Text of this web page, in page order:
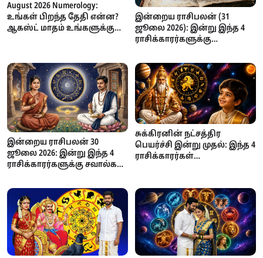
August 2026 Numerology:
உங்கள் பிறந்த தேதி என்ன?
ஆகஸ்ட் மாதம் உங்களுக்கு
இன்றைய ராசிபலன் (31
ஜூலை 2026): இன்று இந்த 4
ராசிக்காரர்களுக்கு
பணவரவு, அதிர்ஷ்டத்தில்
முன்னேற்றம்!
இன்றைய ராசிபலன் 30
ஜூலை 2026: இன்று இந்த 4
ராசிக்காரர்களுக்கு சவால்கள்
கைகொடுக்கிறது?
சுக்கிரனின் நட்சத்திர
பெயர்ச்சி இன்று முதல்: இந்த 4
ராசிக்காரர்கள்
அதிகரிக்குமாம்!